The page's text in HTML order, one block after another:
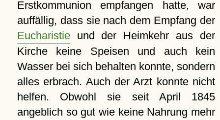
Erstkommunion empfangen hatte, war
auffällig, dass sie nach dem Empfang der
Eucharistieund der Heimkehr aus der
Kirche keine Speisen und auch kein
Wasser bei sich behalten konnte, sondern
alles erbrach. Auch der Arzt konnte nicht
helfen. Obwohl sie seit April 1845
angeblich so gut wie keine Nahrung mehr